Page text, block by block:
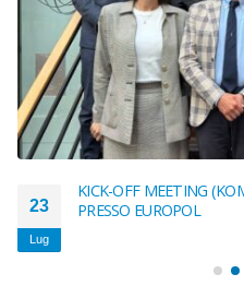
23
Lug
KICK-OFF MEETING
PRESSO EUROPOL